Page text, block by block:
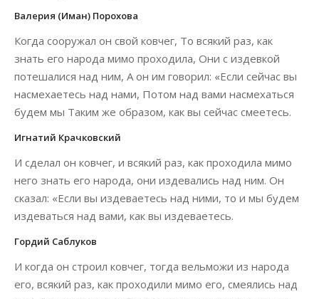
Валерия (Иман) Порохова
Когда сооружал он свой ковчег, То всякий раз, как
знать его народа мимо проходила, Они с издевкой
потешалися над ним, А он им говорил: «Если сейчас вы
насмехаетесь над нами, Потом над вами насмехаться
будем мы Таким же образом, как вы сейчас смеетесь.
Игнатий Крачковский
И сделал он ковчег, и всякий раз, как проходила мимо
него знать его народа, они издевались над ним. Он
сказал: «Если вы издеваетесь над ними, то и мы будем
издеваться над вами, как вы издеваетесь.
Гордий Саблуков
И когда он строил ковчег, тогда вельможи из народа
его, всякий раз, как проходили мимо его, смеялись над